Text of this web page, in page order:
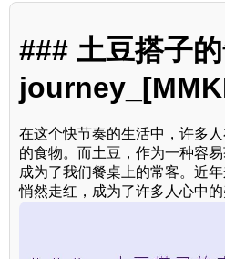
### 土豆搭子
在这个快节奏的生活中，许多
的食物。而土豆，作为一种容
成为了我们餐桌上的常客。近
悄然走红，成为了许多人心中的